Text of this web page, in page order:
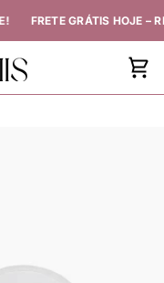
FRETE GRÁTIS HOJE –
de